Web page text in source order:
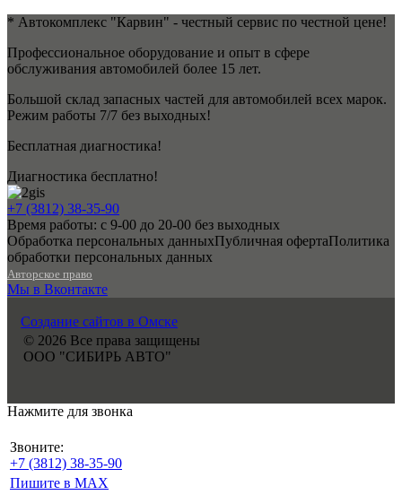
* Автокомплекс "Карвин" - честный сервис по честной цене!
Профессиональное оборудование и опыт в сфере
обслуживания автомобилей более 15 лет.
Большой склад запасных частей для автомобилей всех марок.
Режим работы 7/7 без выходных!
Бесплатная диагностика!
Диагностика бесплатно!
+7 (3812) 38-35-90
Время работы: с 9-00 до 20-00 без выходных
Обработка персональных данныхПубличная офертаПолитика
обработки персональных данных
Авторское право
Мы в Вконтакте
Создание сайтов в Омске
© 2026 Все права защищены
ООО "СИБИРЬ АВТО"
Нажмите для звонка
Звоните:
+7 (3812) 38-35-90
Пишите в MAX